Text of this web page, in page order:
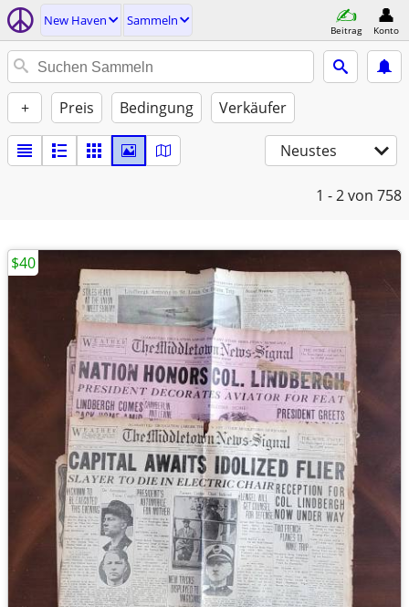
New Haven Sammeln
Beitrag Konto
+ Preis Bedingung Verkäufer
Neustes
1 - 2von 758
$40